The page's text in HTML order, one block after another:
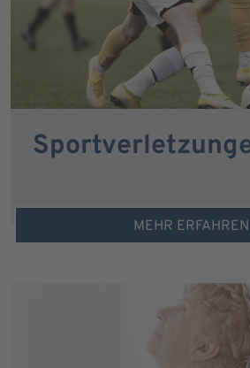
MEHR ERFAHREN